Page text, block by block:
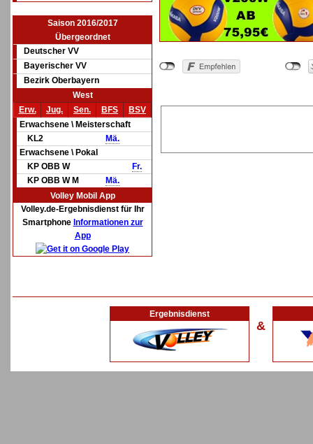
Saison 2016/2017
Übergeordnet
Deutscher VV
Bayerischer VV
Bezirk Oberbayern
West
Erw.
Jug. Sen. BFS
BSV
Erwachsene \ Meisterschaft
KL2
Mä.
Erwachsene \ Pokal
KP OBB W
Fr.
KP OBB W M
Mä.
Volley Mobil App
Volley.de-Ergebnisdienst für Ihr
Smartphone Informationen zur
App
Ergebnisdienst
&